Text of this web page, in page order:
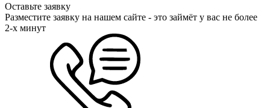
Оставьте заявку
Разместите заявку на нашем сайте - это займёт у вас не более
2-х минут